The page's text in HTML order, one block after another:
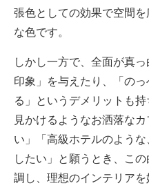
張色としての効果で空間
な色です。
しかし一方で、全面が真
印象」を与えたり、「の
る」というデメリットも
見かけるようなお洒落な
い」「高級ホテルのよう
したい」と願うとき、こ
調し、理想のインテリア